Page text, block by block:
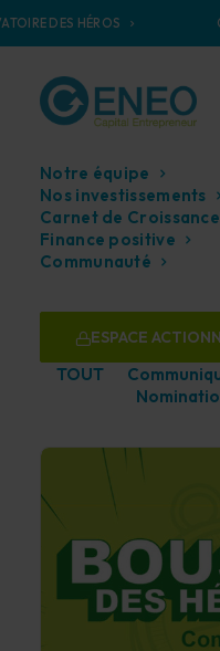
DES HÉROS
Notre équipe
Nos investissements
Carnet de Croissance
Finance positive
Communauté
ESPACE
Actualités
TOUT